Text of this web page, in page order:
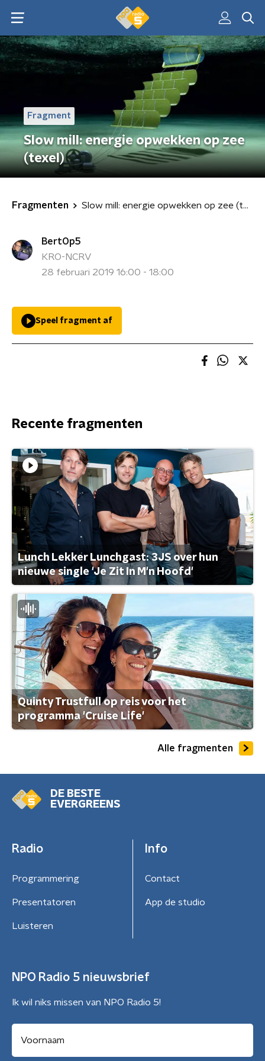
Fragment
Slow mill: energie opwekken op zee
(texel)
Fragmenten Slow mill: energie opwekken op zee (texel)
BertOp5
KRO-NCRV
28 februari 2019 16:00 - 18:00
Speel fragment af
Recente fragmenten
Lunch Lekker Lunchgast: 3JS over hun
nieuwe single 'Je Zit In M'n Hoofd'
Quinty Trustfull op reis voor het
programma 'Cruise Life'
Alle fragmenten
DE BESTE
EVERGREENS
Radio
Programmering
Presentatoren
Luisteren
Info
Contact
App de studio
NPO Radio 5 nieuwsbrief
Ik wil niks missen van NPO Radio 5!